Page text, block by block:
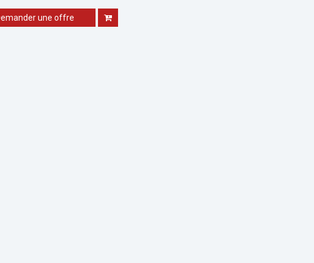
une offre